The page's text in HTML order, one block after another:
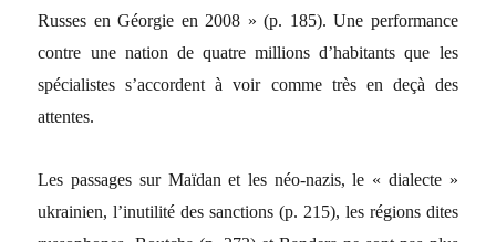
Russes en Géorgie en 2008 » (p. 185). Une performance
contre une nation de quatre millions d’habitants que les
spécialistes s’accordent à voir comme très en deçà des
attentes.
Les passages sur Maïdan et les néo-nazis, le « dialecte »
ukrainien, l’inutilité des sanctions (p. 215), les régions dites